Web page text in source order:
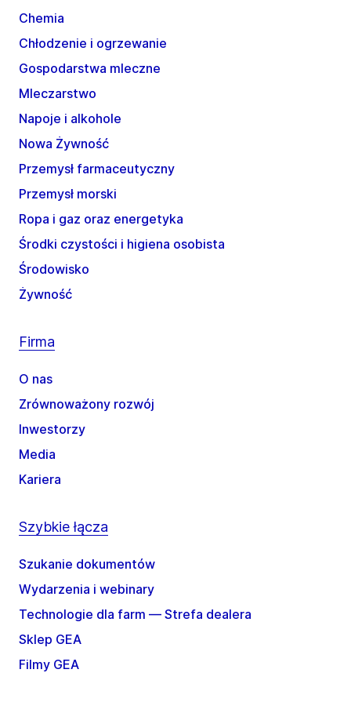
Chemia
Chłodzenie i ogrzewanie
Gospodarstwa mleczne
Mleczarstwo
Napoje i alkohole
Nowa Żywność
Przemysł farmaceutyczny
Przemysł morski
Ropa i gaz oraz energetyka
Środki czystości i higiena osobista
Środowisko
Żywność
Firma
O nas
Zrównoważony rozwój
Inwestorzy
Media
Kariera
Szybkie łącza
Szukanie dokumentów
Wydarzenia i webinary
Technologie dla farm — Strefa dealera
Sklep GEA
Filmy GEA